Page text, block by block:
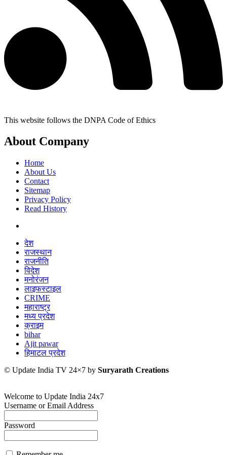
This website follows the DNPA Code of Ethics
About Company
Home
About Us
Contact
Sitemap
Privacy Policy
Read History
देश
राजस्थान
राजनीति
विदेश
मनोरंजन
लाइफस्टाइल
CRIME
महाराष्ट्र
मध्य प्रदेश
क्राइम
bihar
Ajit pawar
हिमाटल प्रदेश
© Update India TV 24×7 by Suryarath Creations
Welcome to Update India 24x7
Username or Email Address
Password